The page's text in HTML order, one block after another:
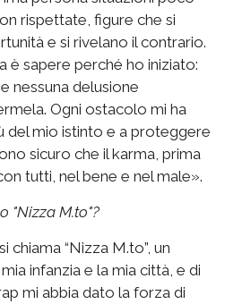
rispettate, figure che si
e si rivelano il contrario.
è sapere perché ho iniziato:
nessuna delusione
Ogni ostacolo mi ha
del mio istinto e a proteggere
sicuro che il karma, prima
tutti, nel bene e nel male».
"Nizza M.to"?
“Nizza M.to”, un
infanzia e la mia città, e di
mi abbia dato la forza di